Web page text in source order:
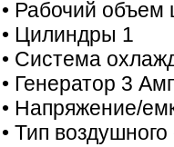
• Рабочий
• Цилиндры 1
• Система
• Генератор 3
• Напряжение/
• Тип